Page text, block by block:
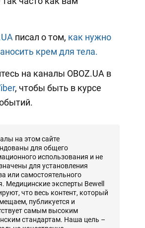
писал о том, как нужно
крем для тела.
на каналы OBOZ.UA в
, чтобы быть в курсе
на этом сайте
для общего
использования и не
для установления
или самостоятельного
Медицинские эксперты Bewell
что весь контент, который
публикуется и
самым высоким
стандартам. Наша цель –